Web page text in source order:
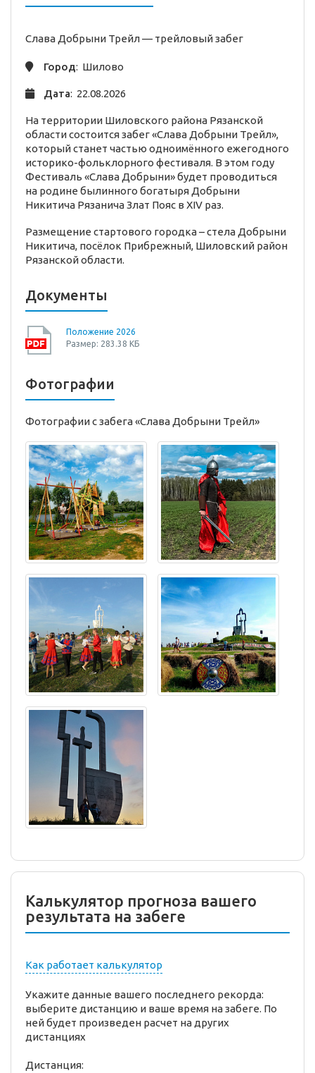
Слава Добрыни Трейл — трейловыйзабег
Город: Шилово
Дата: 22.08.2026
На территории Шиловского района Рязанской
области состоится забег «Слава Добрыни Трейл»,
который станет частью одноимённого ежегодного
историко-фольклорного фестиваля. В этом году
Фестиваль «Слава Добрыни» будет проводиться
на родине былинного богатыря Добрыни
Никитича Рязанича Злат Пояс в XIV раз.
Размещение стартового городка – стела Добрыни
Никитича, посёлок Прибрежный, Шиловский район
Рязанской области.
Документы
Положение 2026
Размер: 283.38 КБ
Фотографии
Фотографии с забега «Слава Добрыни Трейл»
Калькулятор прогноза вашего
результата на забеге
Как работает калькулятор
Укажите данные вашего последнего рекорда:
выберите дистанцию и ваше время на забеге. По
ней будет произведен расчет на других
дистанциях
Дистанция: